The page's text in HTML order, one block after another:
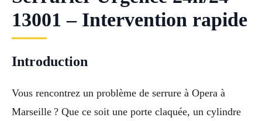
13001 – Intervention rapide
Introduction
Vous rencontrez un problème de serrure à Opera à
Marseille ? Que ce soit une porte claquée, un cylindre